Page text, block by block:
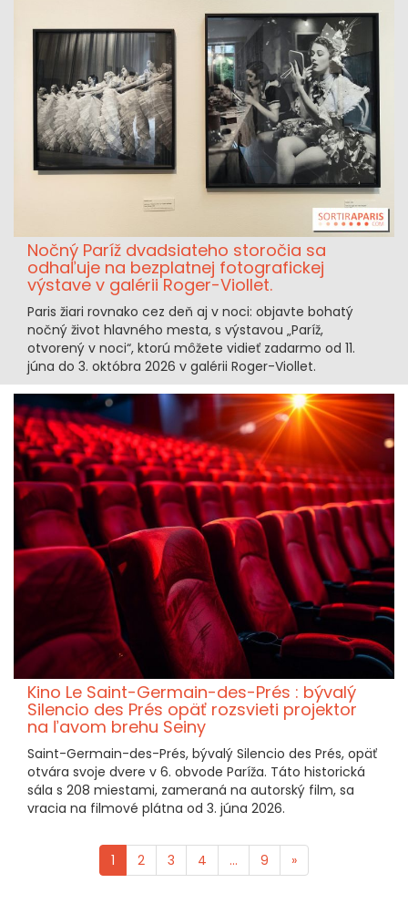
Nočný Paríž dvadsiateho storočia sa
odhaľuje na bezplatnej fotografickej
výstave v galérii Roger-Viollet.
Paris žiari rovnako cez deň aj v noci: objavte bohatý
nočný život hlavného mesta, s výstavou „Paríž,
otvorený v noci“, ktorú môžete vidieť zadarmo od 11.
júna do 3. októbra 2026 v galérii Roger-Viollet.
Kino Le Saint-Germain-des-Prés : bývalý
Silencio des Prés opäť rozsvieti projektor
na ľavom brehu Seiny
Saint-Germain-des-Prés, bývalý Silencio des Prés, opäť
otvára svoje dvere v 6. obvode Paríža. Táto historická
sála s 208 miestami, zameraná na autorský film, sa
vracia na filmové plátna od 3. júna 2026.
1 2 3 4 ... 9 »